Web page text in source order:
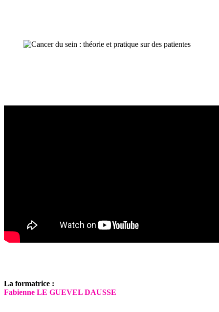
La formatrice :
Fabienne LE GUEVEL DAUSSE